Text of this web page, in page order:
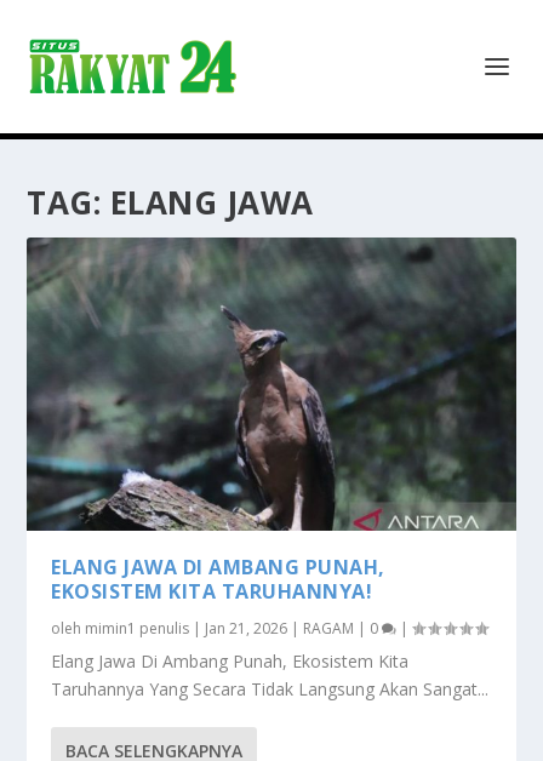
TAG: ELANG JAWA
ELANG JAWA DI AMBANG PUNAH,
EKOSISTEM KITA TARUHANNYA!
oleh mimin1 penulis | Jan 21, 2026 | RAGAM | 0 |
Elang Jawa Di Ambang Punah, Ekosistem Kita
Taruhannya Yang Secara Tidak Langsung Akan Sangat...
BACA SELENGKAPNYA